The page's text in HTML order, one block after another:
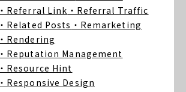
・Referral Link ・Referral Traffic
・Related Posts ・Remarketing
・Rendering
・Reputation Management
・Resource Hint
・Responsive Design